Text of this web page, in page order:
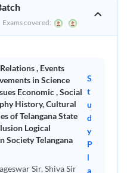
Yes
Yes
Yes
Exams covered:
, Events
in Science
Economic , Social
History, Cultural
of Telangana State
Logical
Society Telangana
Sir, Shiva Sir
S
t
u
d
y
P
l
a